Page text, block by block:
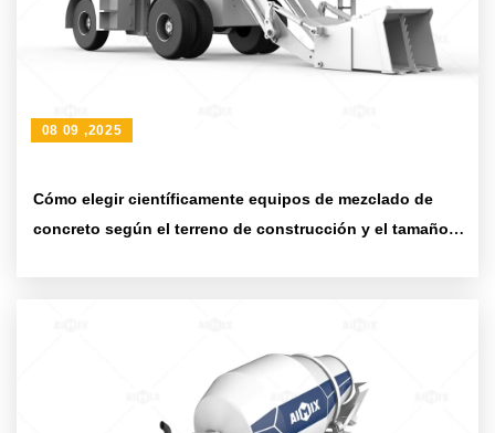
Cómo elegir científicamente equipos de mezclado de
concreto según el terreno de construcción y el tamaño
08 09 ,2025